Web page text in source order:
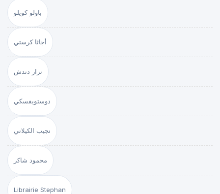
باولو كويلو
أجاثا كرستي
نزار دندش
دوستويفسكي
نجيب الكيلاني
محمود شاكر
Librairie Stephan